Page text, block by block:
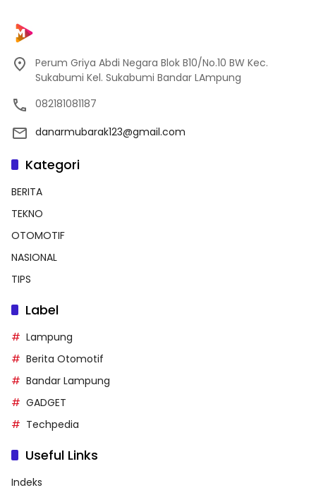
Perum Griya Abdi Negara Blok B10/No.10 BW Kec.
Sukabumi Kel. Sukabumi Bandar LAmpung
082181081187
danarmubarak123@gmail.com
Kategori
BERITA
TEKNO
OTOMOTIF
NASIONAL
TIPS
Label
Lampung
Berita Otomotif
Bandar Lampung
GADGET
Techpedia
Useful Links
Indeks